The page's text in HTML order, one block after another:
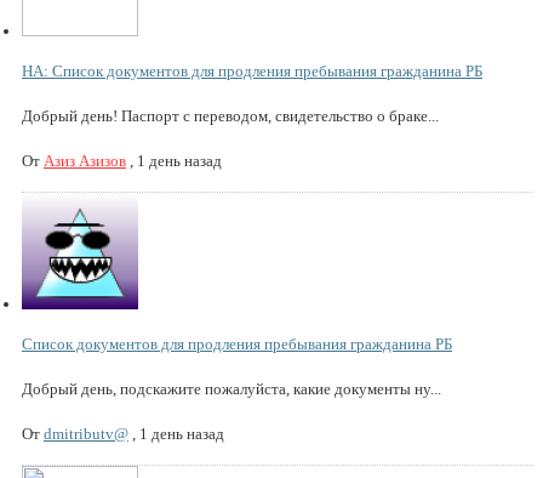
НА: Список документов для продления пребывания гражданина РБ
Добрый день! Паспорт с переводом, свидетельство о браке...
От Азиз Азизов , 1 день назад
Список документов для продления пребывания гражданина РБ
Добрый день, подскажите пожалуйста, какие документы ну...
От dmitributv@ , 1 день назад